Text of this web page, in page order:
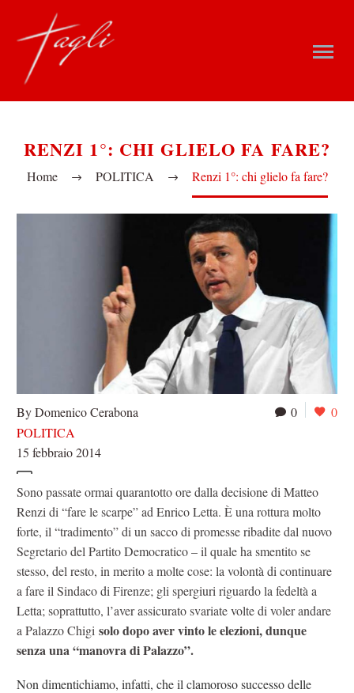
RENZI 1°: CHI GLIELO FA FARE?
Home POLITICA Renzi 1°: chi glielo fa fare?
0 0
By Domenico Cerabona
POLITICA
15 febbraio 2014
Sono passate ormai quarantotto ore dalla decisione di Matteo
Renzi di “fare le scarpe” ad Enrico Letta. È una rottura molto
forte, il “tradimento” di un sacco di promesse ribadite dal nuovo
Segretario del Partito Democratico – il quale ha smentito se
stesso, del resto, in merito a molte cose: la volontà di continuare
a fare il Sindaco di Firenze; gli spergiuri riguardo la fedeltà a
Letta; soprattutto, l’aver assicurato svariate volte di voler andare
a Palazzo Chigi solo dopo aver vinto le elezioni, dunque
senza una “manovra di Palazzo”.
Non dimentichiamo, infatti, che il clamoroso successo delle